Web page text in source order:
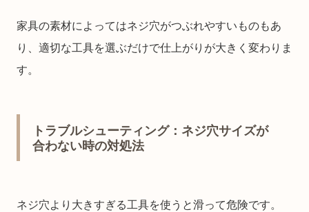
家具の素材によってはネジ穴がつぶれやすいものもあ
り、適切な工具を選ぶだけで仕上がりが大きく変わりま
す。
トラブルシューティング：ネジ穴サイズが
合わない時の対処法
ネジ穴より大きすぎる工具を使うと滑って危険です。